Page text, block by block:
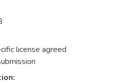
license agreed